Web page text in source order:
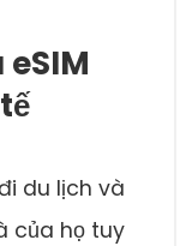
du lịch và
của họ tuy